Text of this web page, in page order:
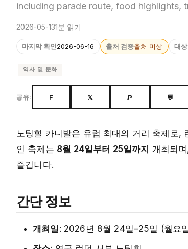
including parade route, food highlights,
2026-05-131분 읽기
마지막 확인2026-06-16 출처 검증출처 미상 대
역사 및 문화
공유: F 𝕏 𝙋 💬
노팅힐 카니발은 유럽 최대의 거리 축제로,
인 축제는 8월 24일부터 25일까지 개최되
즐깁니다.
간단 정보
개최일 : 2026년 8월 24일–25일 (월요